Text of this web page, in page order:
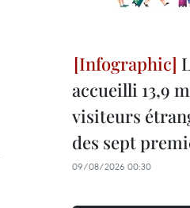
accueilli 13,9
visiteurs
des sept
09/08/2026 00:30